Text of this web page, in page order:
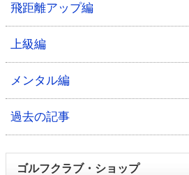
飛距離アップ編
上級編
メンタル編
過去の記事
ゴルフクラブ・ショップ